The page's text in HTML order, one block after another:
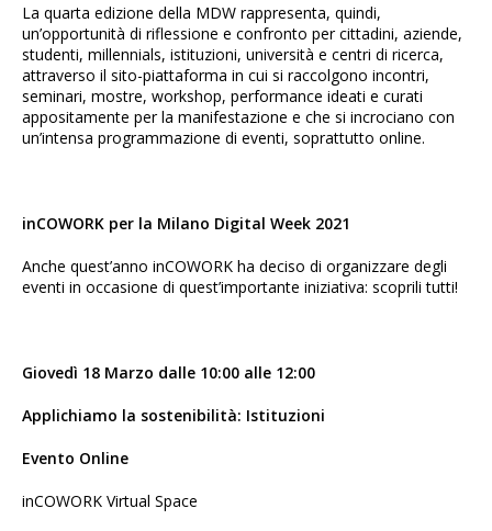
La quarta edizione della MDW rappresenta, quindi,
un’opportunità di riflessione e confronto per cittadini, aziende,
studenti, millennials, istituzioni, università e centri di ricerca,
attraverso il sito-piattaforma in cui si raccolgono incontri,
seminari, mostre, workshop, performance ideati e curati
appositamente per la manifestazione e che si incrociano con
un’intensa programmazione di eventi, soprattutto online.
inCOWORK per la Milano Digital Week 2021
Anche quest’anno inCOWORK ha deciso di organizzare degli
eventi in occasione di quest’importante iniziativa: scoprili tutti!
Giovedì 18 Marzo dalle 10:00 alle 12:00
Applichiamo la sostenibilità: Istituzioni
Evento Online
inCOWORK Virtual Space